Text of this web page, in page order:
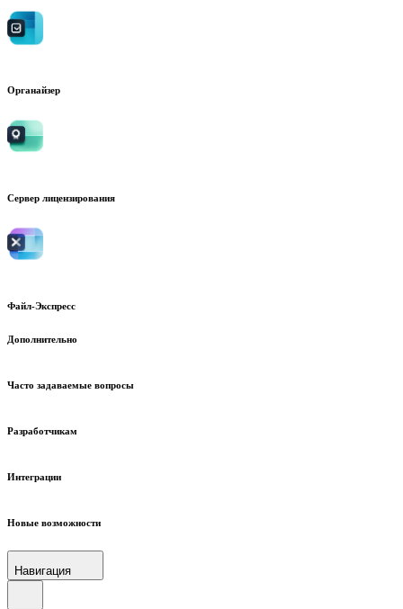
Органайзер
Сервер лицензирования
Файл-Экспресс
Дополнительно
Часто задаваемые вопросы
Разработчикам
Интеграции
Новые возможности
Навигация